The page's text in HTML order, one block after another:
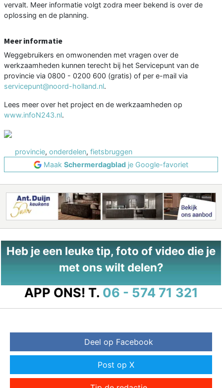
vervalt. Meer informatie volgt zodra meer bekend is over de
oplossing en de planning.
Meer informatie
Weggebruikers en omwonenden met vragen over de
werkzaamheden kunnen terecht bij het Servicepunt van de
provincie via 0800 - 0200 600 (gratis) of per e-mail via
servicepunt@noord-holland.nl.
Lees meer over het project en de werkzaamheden op
www.infoN243.nl.
provincie, onderdelen, fietsbruggen
Maak Schermerdagblad je Google-favoriet
Heb je een leuke tip, foto of video die je
met ons wilt delen?
APP ONS! T. 06 - 574 71 321
Deel op Facebook
Post op X